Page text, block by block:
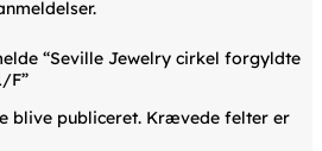
“Seville Jewelry cirkel forgyldte
F”
blive publiceret. Krævede felter er